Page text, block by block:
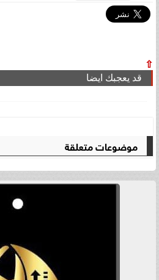
⇧
قد يعجبك ايضا
موضوعات متعلقة